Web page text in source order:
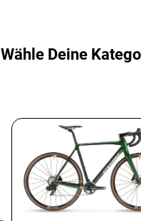
Wähle Deine